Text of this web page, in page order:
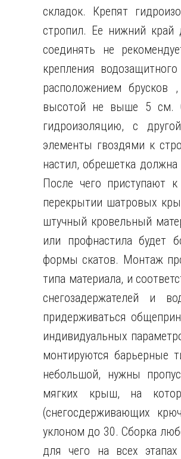
складок. Крепят
стропил. Ее нижний край
соединять не
крепления
расположением брусков
высотой не выше 5 см.
гидроизоляцию, с
элементы гвоздями к
настил, обрешетка
После чего приступают
перекрытии шатровых
штучный кровельный
или профнастила будет
формы скатов. Монтаж
типа материала, и
снегозадержателей и
придерживаться
индивидуальных
монтируются барьерные
небольшой, нужны
мягких крыш, на
(снегосдерживающих
уклоном до 30. Сборка
для чего на всех